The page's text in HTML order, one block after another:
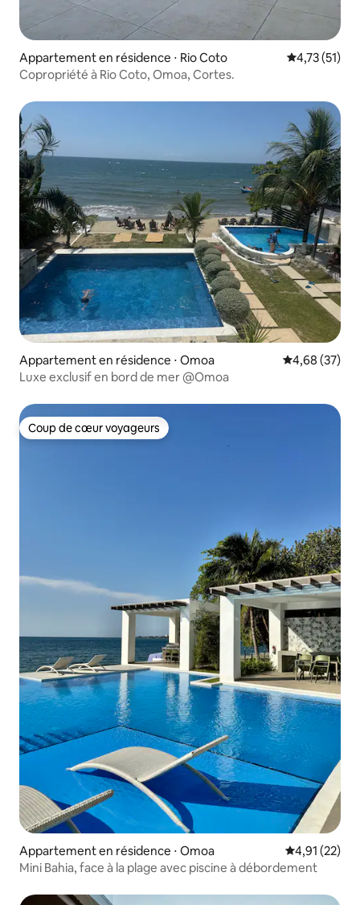
Appartement en résidence ⋅ Rio Coto Évaluation
4,73 (51)
Copropriété à Rio Coto, Omoa, Cortes.
Appartement en résidence ⋅ Omoa Évaluation
4,68 (37)
Luxe exclusif en bord de mer @Omoa
Coup de cœur voyageurs
Coup de cœur voyageurs
Appartement en résidence ⋅ Omoa Évaluation
4,91 (22)
Mini Bahia, face à la plage avec piscine à débordement